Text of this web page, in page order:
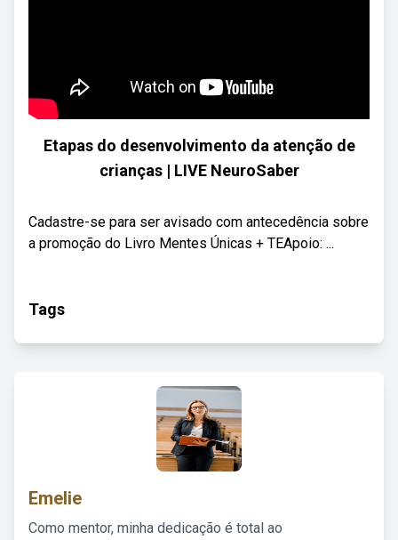
Etapas do desenvolvimento da atenção de
crianças | LIVE NeuroSaber
Cadastre-se para ser avisado com antecedência sobre
a promoção do Livro Mentes Únicas + TEApoio: ...
Tags
Emelie
Como mentor, minha dedicação é total ao